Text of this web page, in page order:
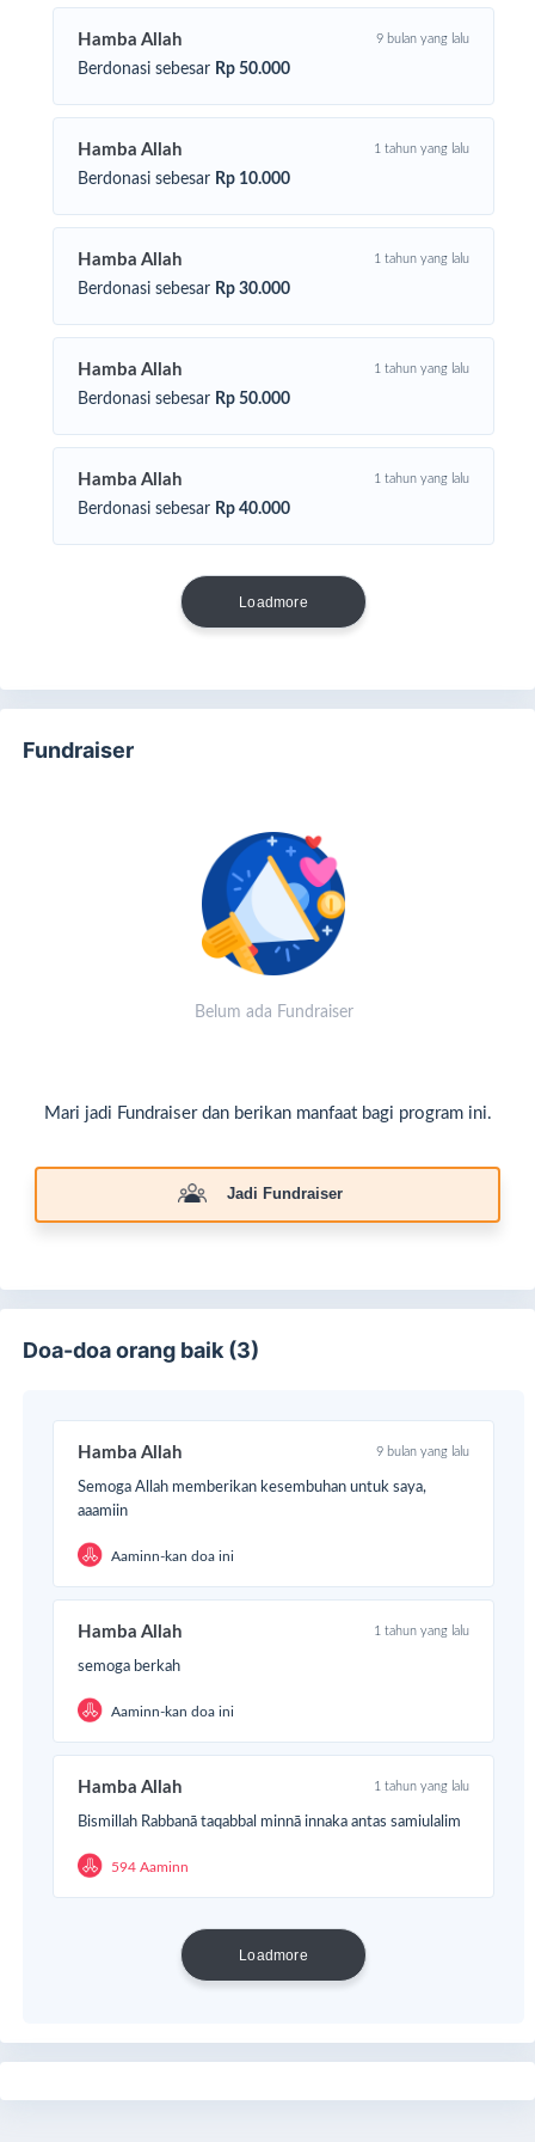
Surakarta yang lebih peduli dan penuh berkah!
Hamba Allah 9 bulan yang lalu
Berdonasi sebesar Rp 50.000
Hamba Allah 1 tahun yang lalu
Berdonasi sebesar Rp 10.000
Hamba Allah 1 tahun yang lalu
Berdonasi sebesar Rp 30.000
Hamba Allah 1 tahun yang lalu
Berdonasi sebesar Rp 50.000
Hamba Allah 1 tahun yang lalu
Berdonasi sebesar Rp 40.000
Loadmore
Fundraiser
Belum ada Fundraiser
Mari jadi Fundraiser dan berikan manfaat bagi program ini.
Jadi Fundraiser
Doa-doa orang baik (3)
Hamba Allah 9 bulan yang lalu
Semoga Allah memberikan kesembuhan untuk saya,
aaamiin
Aaminn-kan doa ini
Hamba Allah 1 tahun yang lalu
semoga berkah
Aaminn-kan doa ini
Hamba Allah 1 tahun yang lalu
Bismillah Rabbanā taqabbal minnā innaka antas samiulalim
594 Aaminn
Loadmore